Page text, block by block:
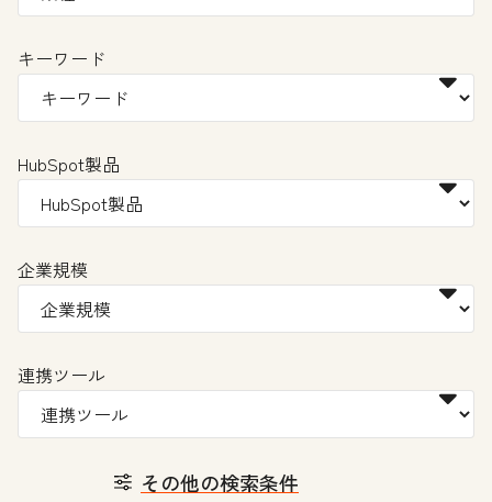
その他の検索条件
キーワード
HubSpot製品
企業規模
連携ツール